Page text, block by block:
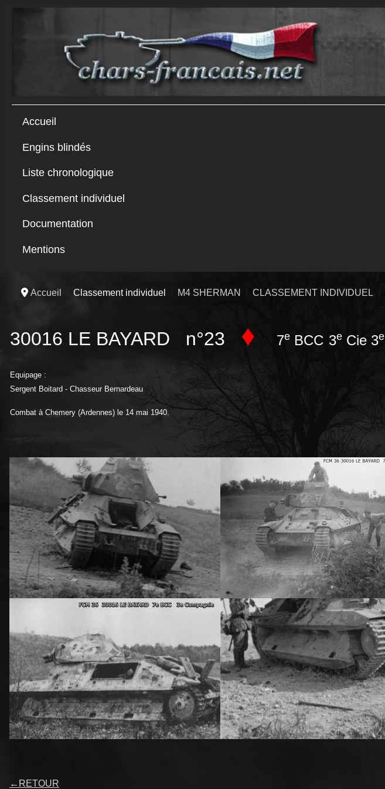
Accueil
Engins blindés
Liste chronologique
Classement individuel
Documentation
Mentions
Accueil Classement individuel M4 SHERMAN CLASSEMENT INDIVIDUEL
30016 LE BAYARD n°23 ♦ 7e BCC 3e Cie 3e
Equipage :
Sergent Boitard - Chasseur Bernardeau
Combat à Chemery (Ardennes) le 14 mai 1940.
← RETOUR